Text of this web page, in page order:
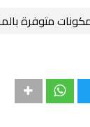
متوفرة